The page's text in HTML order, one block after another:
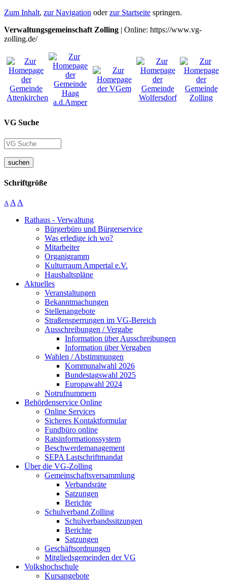
Zum Inhalt, zur Navigation oderzur Startseite springen.
Verwaltungsgemeinschaft Zolling | Online: https://www.vg-
zolling.de/
VG Suche
suchen
Schriftgröße
A A A
Rathaus - Verwaltung
Bürgerbüro und Bürgerservice
Was erledige ich wo?
Mitarbeiter
Organigramm
Kulturraum Ampertal e.V.
Haushaltspläne
Aktuelles
Veranstaltungen
Bekanntmachungen
Stellenangebote
Straßensperrungen im VG-Bereich
Ausschreibungen / Vergabe
Information über Ausschreibungen
Information über Vergaben
Wahlen / Abstimmungen
Kommunalwahl 2026
Bundestagswahl 2025
Europawahl 2024
Notrufnummern
Behördenservice Online
Online Services
Sicheres Kontaktformular
Fundbüro online
Ratsinformationssystem
Beschwerdemanagement
SEPA Lastschriftmandat
Über die VG-Zolling
Gemeinschaftsversammlung
Verbandsräte
Satzungen
Berichte
Schulverband Zolling
Schulverbandssitzungen
Berichte
Satzungen
Geschäftsordnungen
Mitgliedsgemeinden der VG
Volkshochschule
Kursangebote